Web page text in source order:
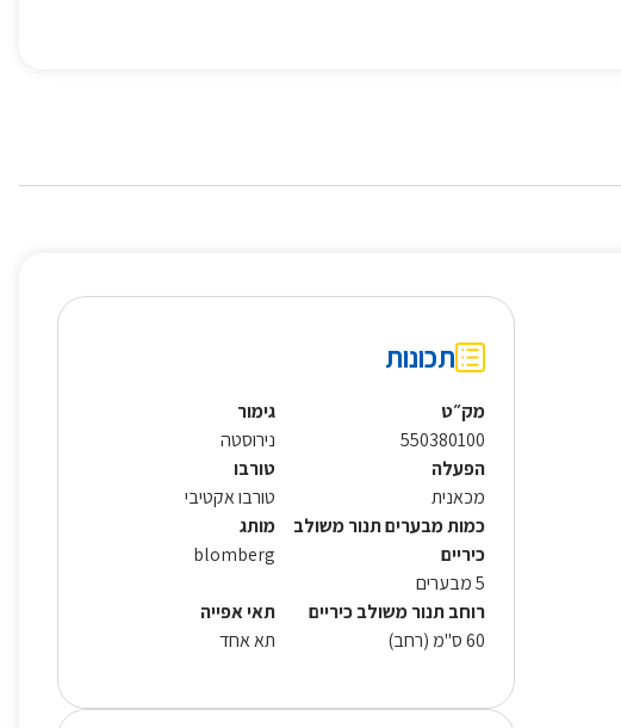
תכונות
מק״ט
550380100
גימור
נירוסטה
הפעלה
מכאנית
טורבו
טורבו אקטיבי
כמות מבערים תנור משולב
כיריים
5 מבערים
מותג
blomberg
רוחב תנור משולב כיריים
60 ס"מ (רחב)
תאי אפייה
תא אחד